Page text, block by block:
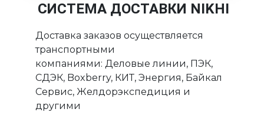
СИСТЕМА ДОСТАВКИ NIKHI
Доставка заказов осуществляется
транспортными
компаниями: Деловые линии, ПЭК,
СДЭК, Boxberry, КИТ, Энергия, Байкал
Сервис, Желдорэкспедиция и
другими